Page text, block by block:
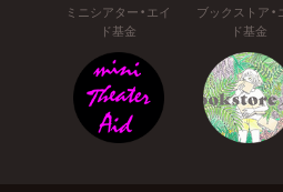
ミニシアター・エイ
ド基金
ブックストア・
ド基金